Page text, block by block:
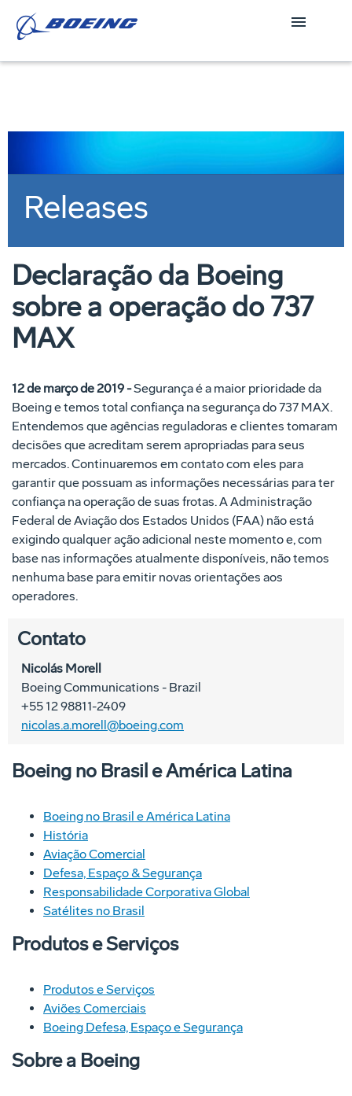
Releases
Declaração da Boeing
sobre a operação do 737
MAX
12 de março de 2019 -Segurança é a maior prioridade da
Boeing e temos total confiança na segurança do 737 MAX.
Entendemos que agências reguladoras e clientes tomaram
decisões que acreditam serem apropriadas para seus
mercados. Continuaremos em contato com eles para
garantir que possuam as informações necessárias para ter
confiança na operação de suas frotas. A Administração
Federal de Aviação dos Estados Unidos (FAA) não está
exigindo qualquer ação adicional neste momento e, com
base nas informações atualmente disponíveis, não temos
nenhuma base para emitir novas orientações aos
operadores.
Contato
Nicolás Morell
Boeing Communications - Brazil
+55 12 98811-2409
nicolas.a.morell@boeing.com
Boeing no Brasil e América Latina
Boeing no Brasil e América Latina
História
Aviação Comercial
Defesa, Espaço & Segurança
Responsabilidade Corporativa Global
Satélites no Brasil
Produtos e Serviços
Produtos e Serviços
Aviões Comerciais
Boeing Defesa, Espaço e Segurança
Sobre a Boeing